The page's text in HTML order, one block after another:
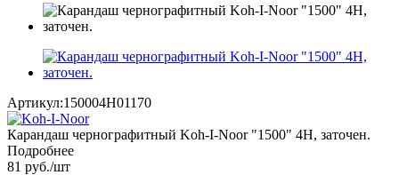
Артикул:150004H01170
Карандаш чернографитный Koh-I-Noor "1500" 4Н, заточен.
Подробнее
81 руб./шт